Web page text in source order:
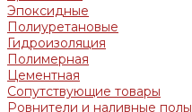
Эпоксидные
Полиуретановые
Гидроизоляция
Полимерная
Цементная
Сопутствующие товары
Ровнители и наливные полы